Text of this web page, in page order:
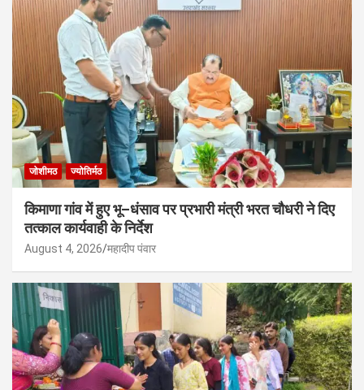
जोशीमठ ज्योतिर्मठ
किमाणा गांव में हुए भू–धंसाव पर प्रभारी मंत्री भरत चौधरी ने दिए
तत्काल कार्यवाही के निर्देश
August 4, 2026 महादीप पंवार